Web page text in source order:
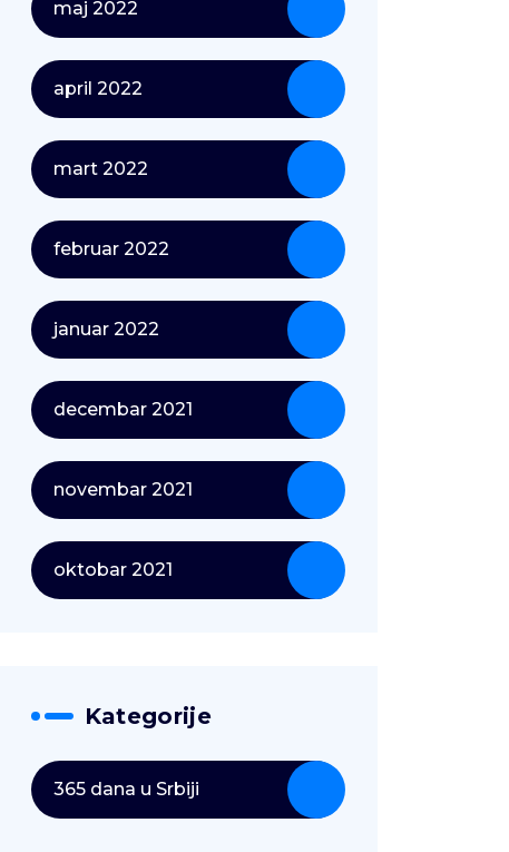
maj 2022
april 2022
mart 2022
februar 2022
januar 2022
decembar 2021
novembar 2021
oktobar 2021
Kategorije
365 dana u Srbiji